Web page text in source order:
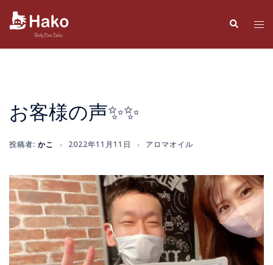
検
索
ト
お客様の声✨✨
投稿者: かこ 2022年11月11日 アロマオイル